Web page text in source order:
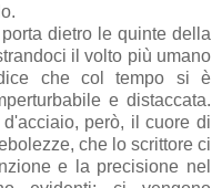
dietro le quinte della
il volto più umano
che col tempo si è
e distaccata.
però, il cuore di
che lo scrittore ci
e la precisione nel